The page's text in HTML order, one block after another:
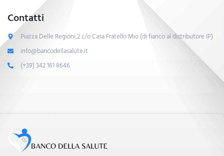
Contatti
Piazza Delle Regioni,2 c/o Casa Fratello Mio (di fianco al distributore IP)
info@bancodellasalute.it
(+39) 342 161 8646